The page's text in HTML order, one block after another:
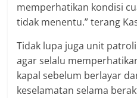
memperhatikan kondisi
tidak menentu.” terang
Tidak lupa juga unit
agar selalu
kapal sebelum berlayar
keselamatan selama